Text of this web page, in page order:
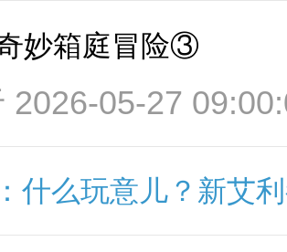
妙箱庭冒险③
2026-05-27
什么玩意儿？新艾